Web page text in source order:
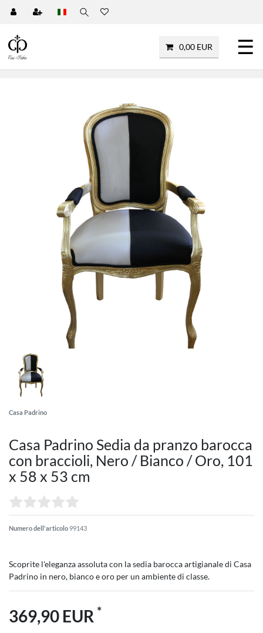
0,00 EUR ☰
Casa Padrino
Casa Padrino Sedia da pranzo barocca
con braccioli, Nero / Bianco / Oro, 101
x 58 x 53 cm
Numero dell'articolo 99143
Scoprite l'eleganza assoluta con la sedia barocca artigianale di Casa
Padrino in nero, bianco e oro per un ambiente di classe.
369,90 EUR *